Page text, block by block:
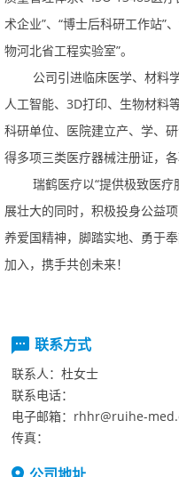
术企业”、“博士后科研工作站”
物河北省工程实验室”。
公司引进临床医学、材料
人工智能、3D打印、生物材料
科研单位、医院建立产、学、
得多项三类医疗器械注册证，各
瑞鹤医疗以“提供极致医
展壮大的同时，积极投身公益
养爱国精神，脚踏实地、勇于
加入，携手共创未来！
联系方式
联系人： 杜女士
联系电话：
电子邮箱： rhhr@ruihe-
传真：